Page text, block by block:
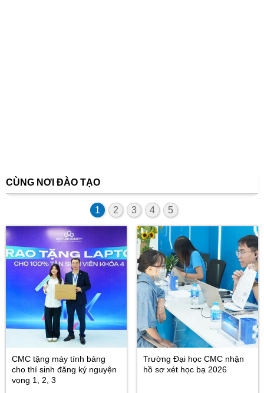
CÙNG NƠI ĐÀO TẠO
1 2 3 4 5
CMC tặng máy tính bảng
cho thí sinh đăng ký nguyện
vọng 1, 2, 3
Trường Đại học CMC nhận
hồ sơ xét học bạ 2026